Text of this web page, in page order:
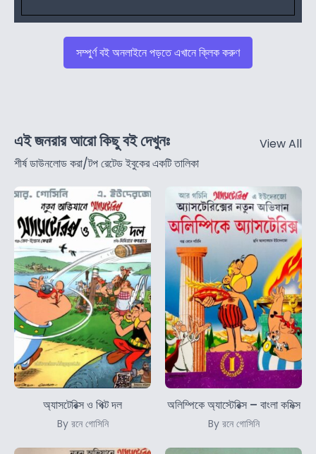
সম্পুর্ণ বই অনলাইনে পড়তে এখানে ক্লিক করুণ
এই জনরার আরো কিছু বই দেখুনঃ
শীর্ষ ডাউনলোড করা/টপ রেটেড ইবুকের একটি তালিকা
View All
অ্যাসটেরিক্স ও পিক্ট দল
By রনে গোসিনি
অলিম্পিকে অ্যাস্টেরিক্স – বাংলা কমিক্স
By রনে গোসিনি